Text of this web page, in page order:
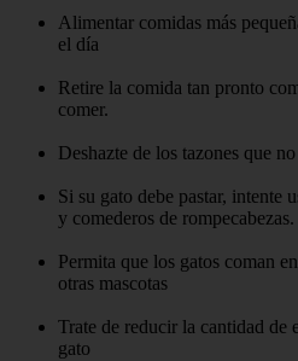
Alimentar comidas más
el día
Retire la comida tan pronto
comer.
Deshazte de los tazones que no
Si su gato debe pastar, intente
y comederos de rompecabezas.
Permita que los gatos coman
otras mascotas
Trate de reducir la cantidad de
gato